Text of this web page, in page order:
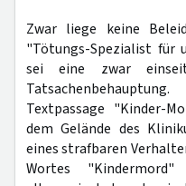
Zwar liege keine
"Tötungs-Spezialist für
sei eine zwar
Textpassage "Kinder-
dem Gelände des
eines strafbaren
Wortes